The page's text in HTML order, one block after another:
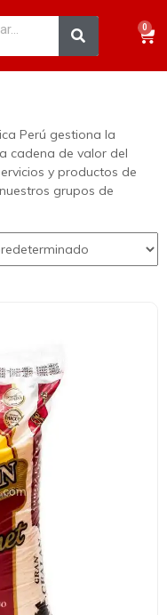
0
Perú gestiona la
cadena de valor del
y productos de
grupos de